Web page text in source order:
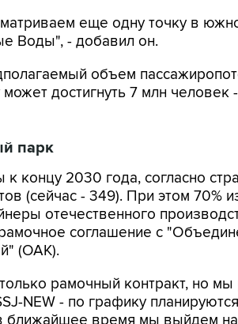
еще одну точку в
Воды", - добавил он.
объем
достигнуть 7 млн
парк
к концу 2030 года, согласно
(сейчас - 349). При этом 70%
отечественного
соглашение с
(ОАК).
рамочный контракт, но
NEW - по графику